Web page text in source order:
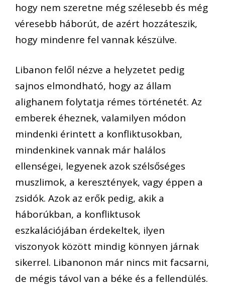
hogy nem szeretne még szélesebb és még
véresebb háborút, de azért hozzáteszik,
hogy mindenre fel vannak készülve.
Libanon felől nézve a helyzetet pedig
sajnos elmondható, hogy az állam
alighanem folytatja rémes történetét. Az
emberek éheznek, valamilyen módon
mindenki érintett a konfliktusokban,
mindenkinek vannak már halálos
ellenségei, legyenek azok szélsőséges
muszlimok, a keresztények, vagy éppen a
zsidók. Azok az erők pedig, akik a
háborúkban, a konfliktusok
eszkalációjában érdekeltek, ilyen
viszonyok között mindig könnyen járnak
sikerrel. Libanonon már nincs mit facsarni,
de mégis távol van a béke és a fellendülés.